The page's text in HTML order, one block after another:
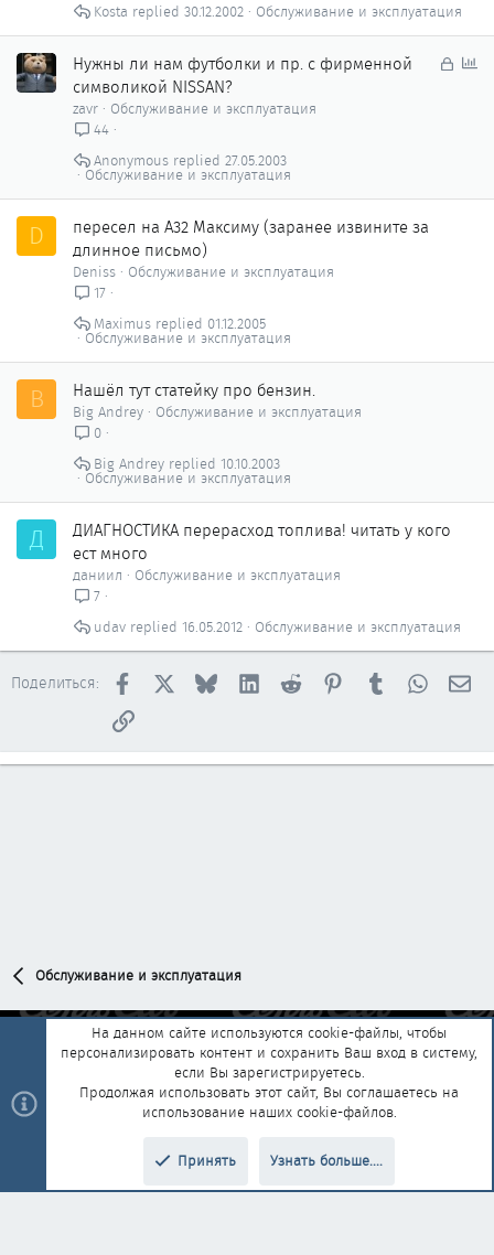
Обслуживание и эксплуатация
30.12.2002
Kosta
З
О
Нужны ли нам футболки и пр. с фирменной
символикой NISSAN?
zavr
Обслуживание и эксплуатация
44
Обслуживание и эксплуатация
27.05.2003
Anonymous
D
пересел на А32 Максиму (заранее извините за
длинное письмо)
Deniss
Обслуживание и эксплуатация
17
Обслуживание и эксплуатация
01.12.2005
Maximus
B Нашёл тут статейку про бензин.
Big Andrey
Обслуживание и эксплуатация
0
Обслуживание и эксплуатация
10.10.2003
Big Andrey
Д
ДИАГНОСТИКА перерасход топлива! читать у кого
ест много
даниил
Обслуживание и эксплуатация
7
Обслуживание и эксплуатация
16.05.2012
udav
Поделиться: Facebook BlueskyLinkedInReddit PinterestTumblr
Ссылка
Обслуживание и эксплуатация
Обратная связь
Условия и правила
Политика конфиденциальности
Помощь Главная
R
add-ons by ThemeHouse Перевод от Jumuro®
На данном сайте используются cookie-файлы, чтобы
персонализировать контент и сохранить Ваш вход в систему,
если Вы зарегистрируетесь.
Продолжая использовать этот сайт, Вы соглашаетесь на
использование наших cookie-файлов.
Принять Узнать больше....